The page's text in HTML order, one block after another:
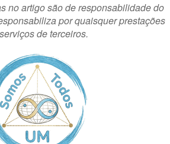
no artigo são de responsabilidade do
por quaisquer prestações
de terceiros.